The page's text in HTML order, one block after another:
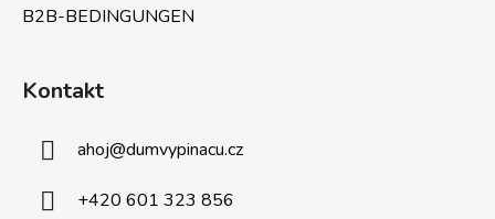
B2B-BEDINGUNGEN
Kontakt
ahoj@dumvypinacu.cz
+420 601 323 856